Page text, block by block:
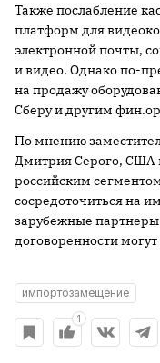
Также послабление
платформ для
электронной почты,
и видео. Однако по-
на продажу
Сберу и другим
По мнению
Дмитрия Серого, США
российским
сосредоточиться на
зарубежные
договоренности
импортозамещение
1